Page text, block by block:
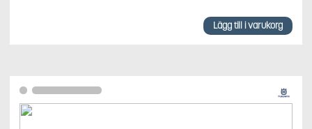
Lägg till i varukorg